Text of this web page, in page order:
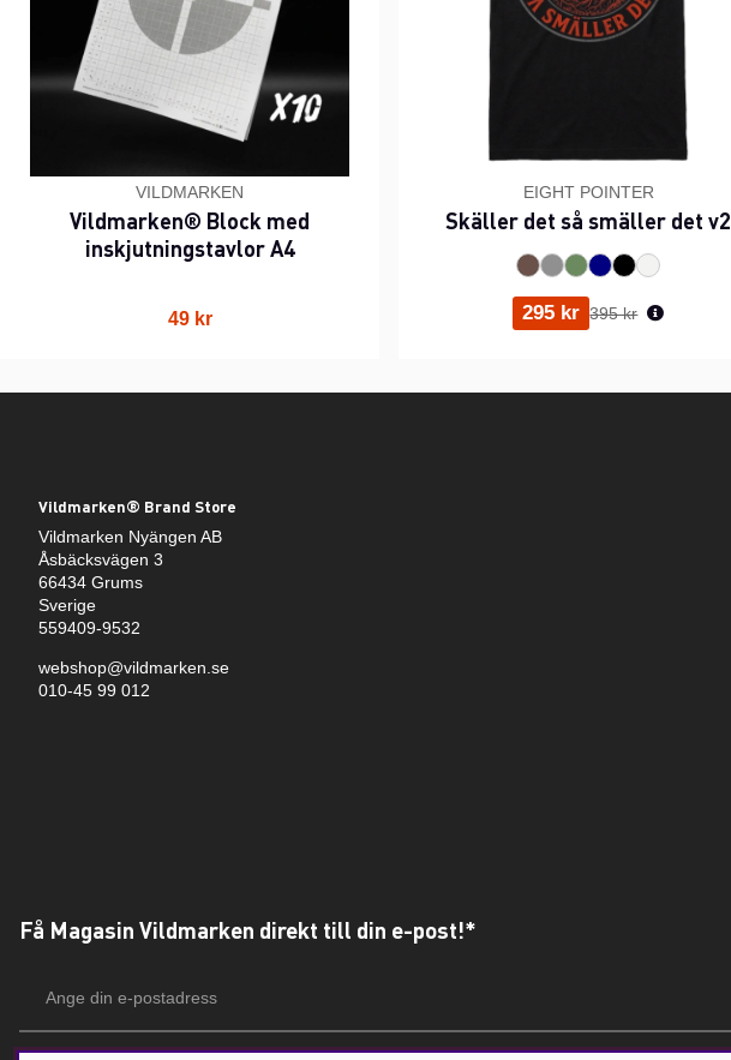
VILDMARKEN
Vildmarken® Block med
inskjutningstavlor A4
49 kr
EIGHT POINTER
Skäller det så smäller det v2
295 kr Ordinarie pris:
395 kr
Vildmarken® Brand Store
Vildmarken Nyängen AB
Åsbäcksvägen 3
66434 Grums
Sverige
559409-9532
webshop@vildmarken.se
010-45 99 012
Få Magasin Vildmarken direkt till din e-post!*
postadress